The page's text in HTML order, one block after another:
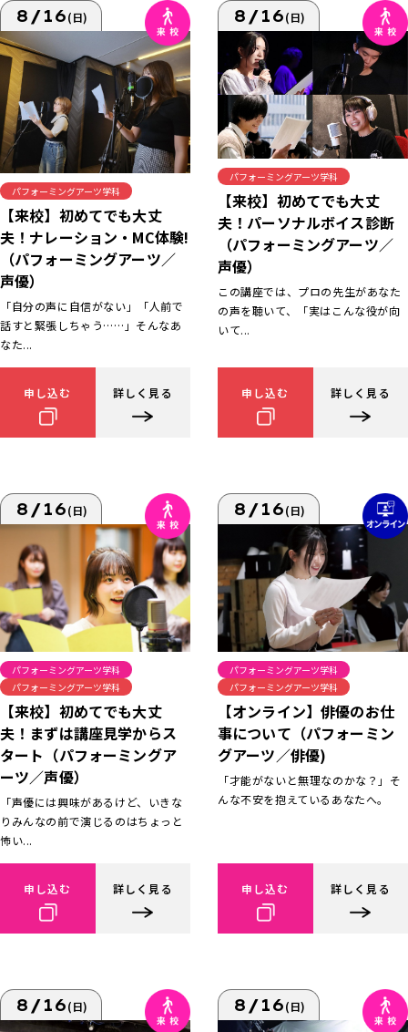
8/16(日)
パフォーミングアーツ学科
【来校】初めてでも大丈
夫！ナレーション・MC体験!
（パフォーミングアーツ／
声優）
「自分の声に自信がない」「人前で
話すと緊張しちゃう……」そんなあ
なた...
申し込む 詳しく見る
8/16(日)
パフォーミングアーツ学科
【来校】初めてでも大丈
夫！パーソナルボイス診断
（パフォーミングアーツ／
声優）
この講座では、プロの先生があなた
の声を聴いて、「実はこんな役が向
いて...
申し込む 詳しく見る
8/16(日)
パフォーミングアーツ学科
パフォーミングアーツ学科
【来校】初めてでも大丈
夫！まずは講座見学からス
タート（パフォーミングア
ーツ／声優）
「声優には興味があるけど、いきな
りみんなの前で演じるのはちょっと
怖い...
申し込む 詳しく見る
8/16(日)
パフォーミングアーツ学科
パフォーミングアーツ学科
【オンライン】俳優のお仕
事について（パフォーミン
グアーツ／俳優)
「才能がないと無理なのかな？」そ
んな不安を抱えているあなたへ。
申し込む 詳しく見る
8/16(日) 8/16(日)